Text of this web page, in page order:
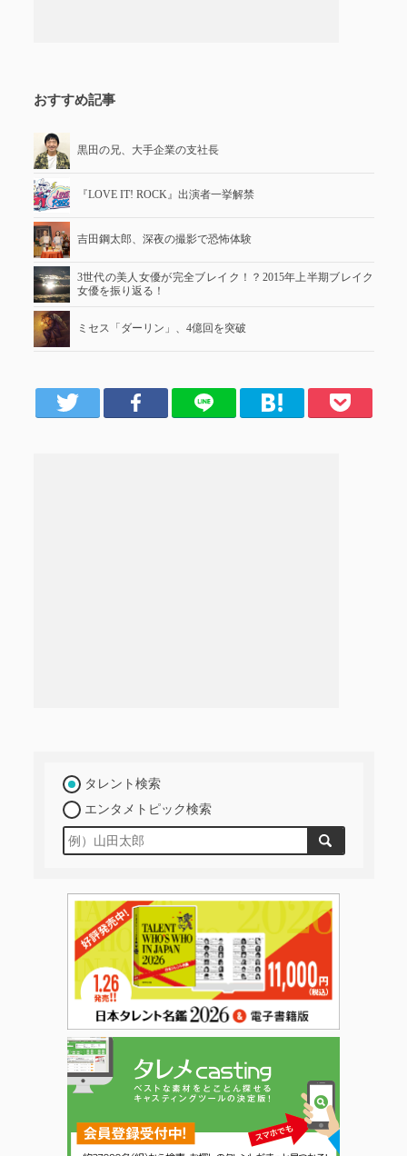
おすすめ記事
黒田の兄、大手企業の支社長
『LOVE IT! ROCK』出演者一挙解禁
吉田鋼太郎、深夜の撮影で恐怖体験
3世代の美人女優が完全ブレイク！？2015年上半期ブレイク
女優を振り返る！
ミセス「ダーリン」、4億回を突破
Facebook LINE はてブ Pocket
タレント検索
エンタメトピック検索